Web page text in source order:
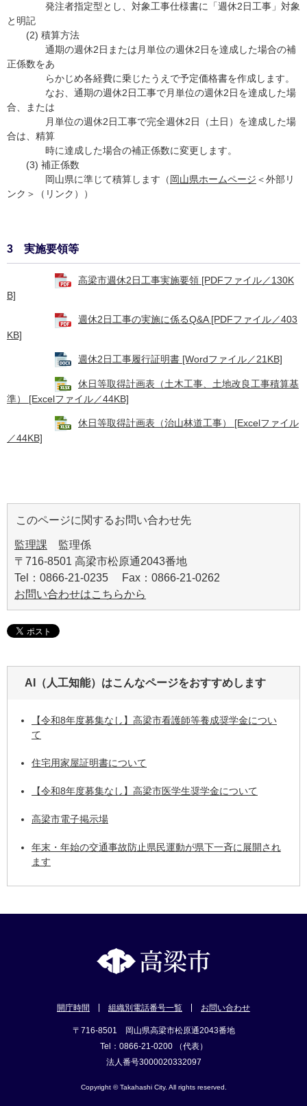
発注者指定型とし、対象工事仕様書に「週休2日工事」対象
と明記
(2) 積算方法
通期の週休2日または月単位の週休2日を達成した場合の補
正係数をあ
らかじめ各経費に乗じたうえで予定価格書を作成します。
なお、通期の週休2日工事で月単位の週休2日を達成した場
合、または
月単位の週休2日工事で完全週休2日（土日）を達成した場
合は、精算
時に達成した場合の補正係数に変更します。
(3) 補正係数
岡山県に準じて積算します（ 岡山県ホームページ ＜外部リ
ンク＞
（リンク））
3 実施要領等
高梁市週休2日工事実施要領 [PDFファイル／130K
B]
週休2日工事の実施に係るQ&A [PDFファイル／403
KB]
週休2日工事履行証明書 [Wordファイル／21KB]
休日等取得計画表（土木工事、土地改良工事積算基
準） [Excelファイル／44KB]
休日等取得計画表（治山林道工事） [Excelファイル
／44KB]
このページに関するお問い合わせ先
監理課 監理係
〒716-8501 高梁市松原通2043番地
Tel：0866-21-0235 Fax：0866-21-0262
お問い合わせはこちらから
AI（人工知能）はこんなページをおすすめします
【令和8年度募集なし】高梁市看護師等養成奨学金につい
て
住宅用家屋証明書について
【令和8年度募集なし】高梁市医学生奨学金について
高梁市電子掲示場
年末・年始の交通事故防止県民運動が県下一斉に展開され
ます
開庁時間 組織別電話番号一覧 お問い合わせ
〒716-8501 岡山県高梁市松原通2043番地
Tel：0866-21-0200 （代表）
法人番号3000020332097
Copyright © Takahashi City. All rights reserved.